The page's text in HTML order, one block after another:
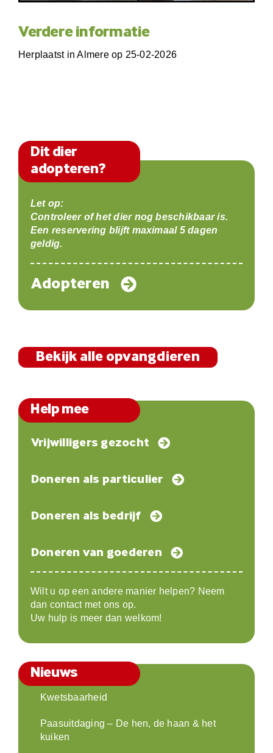
Verdere informatie
Herplaatst in Almere op 25-02-2026
Dit dier
adopteren?
Let op:
Controleer of het dier nog beschikbaar is.
Een reservering blijft maximaal 5 dagen
geldig.
Adopteren
Bekijk alle opvangdieren
Help mee
Vrijwilligers gezocht
Doneren als particulier
Doneren als bedrijf
Doneren van goederen
Wilt u op een andere manier helpen? Neem
dan contact met ons op.
Uw hulp is meer dan welkom!
Nieuws
Kwetsbaarheid
Paasuitdaging – De hen, de haan & het
kuiken